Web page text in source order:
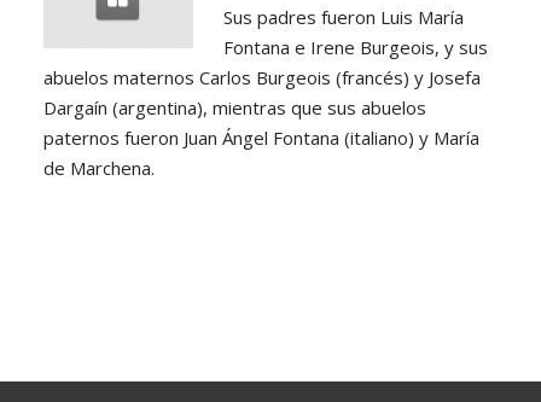
Sus padres fueron Luis María
Fontana e Irene Burgeois, y sus
abuelos maternos Carlos Burgeois (francés) y Josefa
Dargaín (argentina), mientras que sus abuelos
paternos fueron Juan Ángel Fontana (italiano) y María
de Marchena.